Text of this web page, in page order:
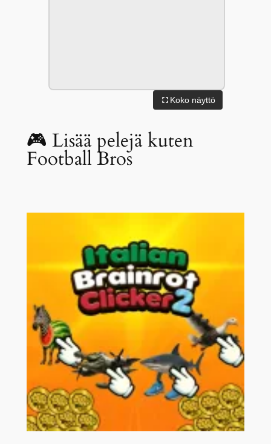
Koko näyttö
🎮 Lisää pelejä kuten
Football Bros